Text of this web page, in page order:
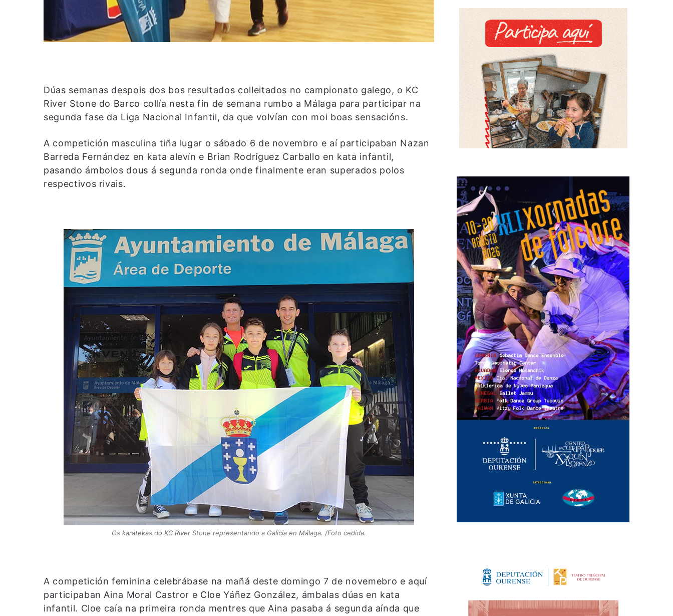
Dúas semanas despois dos bos resultados colleitados no campionato galego, o KC
River Stone do Barco collía nesta fin de semana rumbo a Málaga para participar na
segunda fase da Liga Nacional Infantil, da que volvían con moi boas sensacións.
A competición masculina tiña lugar o sábado 6 de novembro e aí participaban Nazan
Barreda Fernández en kata alevín e Brian Rodríguez Carballo en kata infantil,
pasando ámbolos dous á segunda ronda onde finalmente eran superados polos
respectivos rivais.
Os karatekas do KC River Stone representando a Galicia en Málaga. /Foto cedida.
A competición feminina celebrábase na mañá deste domingo 7 de novemebro e aquí
participaban Aina Moral Castror e Cloe Yáñez González, ámbalas dúas en kata
infantil. Cloe caía na primeira ronda mentres que Aina pasaba á segunda aínda que